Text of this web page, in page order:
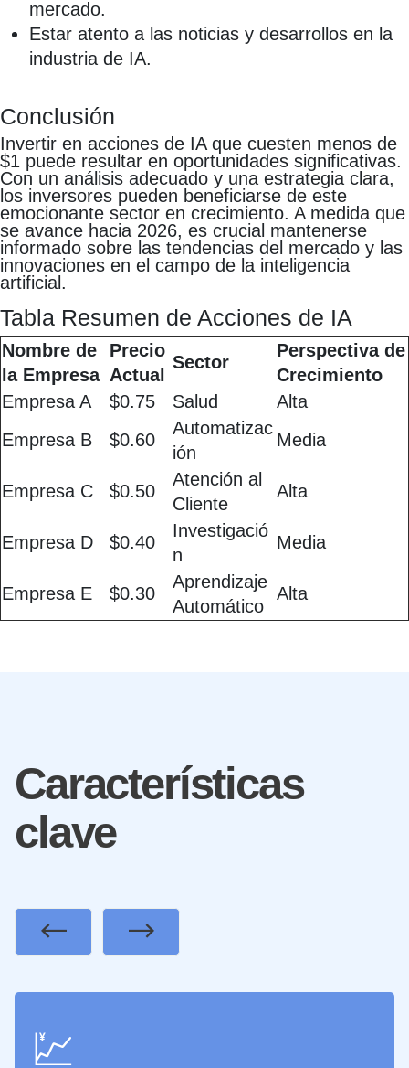
mercado.
Estar atento a las noticias y desarrollos en la
industria de IA.
Conclusión
Invertir en acciones de IA que cuesten menos de
$1 puede resultar en oportunidades significativas.
Con un análisis adecuado y una estrategia clara,
los inversores pueden beneficiarse de este
emocionante sector en crecimiento. A medida que
se avance hacia 2026, es crucial mantenerse
informado sobre las tendencias del mercado y las
innovaciones en el campo de la inteligencia
artificial.
Tabla Resumen de Acciones de IA
Nombre de
la Empresa
Precio
Actual
Sector
Perspectiva de
Crecimiento
Empresa A
$0.75 Salud
Alta
Empresa B
$0.60
Automatizac
ión
Media
Empresa C $0.50
Atención al
Cliente
Alta
Empresa D $0.40
Investigació
n
Media
Empresa E $0.30
Aprendizaje
Automático
Alta
Características
clave
💹
PreviousNext